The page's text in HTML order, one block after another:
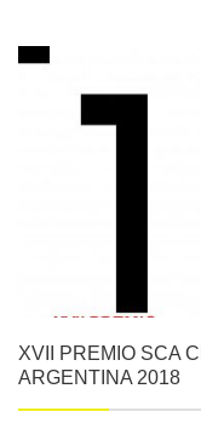
XVII PREMIO SCA
ARGENTINA 2018